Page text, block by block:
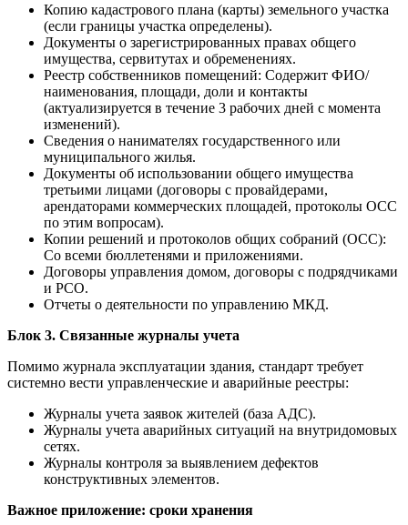
Копию кадастрового плана (карты) земельного участка
(если границы участка определены).
Документы о зарегистрированных правах общего
имущества, сервитутах и обременениях.
Реестр собственников помещений: Содержит ФИО/
наименования, площади, доли и контакты
(актуализируется в течение 3 рабочих дней с момента
изменений).
Сведения о нанимателях государственного или
муниципального жилья.
Документы об использовании общего имущества
третьими лицами (договоры с провайдерами,
арендаторами коммерческих площадей, протоколы ОСС
по этим вопросам).
Копии решений и протоколов общих собраний (ОСС):
Со всеми бюллетенями и приложениями.
Договоры управления домом, договоры с подрядчиками
и РСО.
Отчеты о деятельности по управлению МКД.
Блок 3. Связанные журналы учета
Помимо журнала эксплуатации здания, стандарт требует
системно вести управленческие и аварийные реестры:
Журналы учета заявок жителей (база АДС).
Журналы учета аварийных ситуаций на внутридомовых
сетях.
Журналы контроля за выявлением дефектов
конструктивных элементов.
Важное приложение: сроки хранения